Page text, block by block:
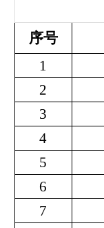
序号
1
2
3
4
5
6
7